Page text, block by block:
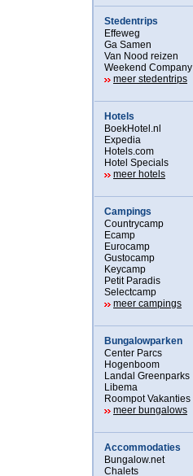
Stedentrips
Effeweg
Ga Samen
Van Nood reizen
Weekend Company
meer stedentrips
Hotels
BoekHotel.nl
Expedia
Hotels.com
Hotel Specials
meer hotels
Campings
Countrycamp
Ecamp
Eurocamp
Gustocamp
Keycamp
Petit Paradis
Selectcamp
meer campings
Bungalowparken
Center Parcs
Hogenboom
Landal Greenparks
Libema
Roompot Vakanties
meer bungalows
Accommodaties
Bungalow.net
Chalets